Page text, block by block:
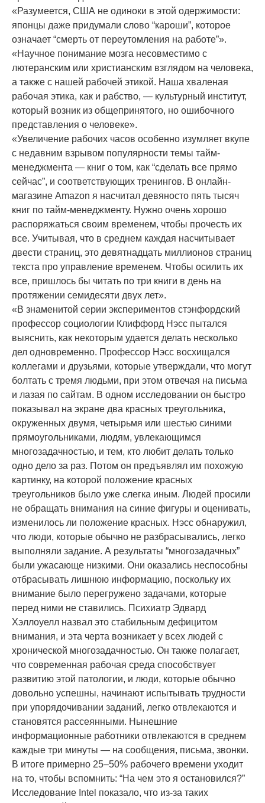
«Разумеется, США не одиноки в этой одержимости:
японцы даже придумали слово “кароши”, которое
означает “смерть от переутомления на работе”».
«Научное понимание мозга несовместимо с
лютеранским или христианским взглядом на человека,
а также с нашей рабочей этикой. Наша хваленая
рабочая этика, как и рабство, — культурный институт,
который возник из общепринятого, но ошибочного
представления о человеке».
«Увеличение рабочих часов особенно изумляет вкупе
с недавним взрывом популярности темы тайм-
менеджмента — книг о том, как “сделать все прямо
сейчас”, и соответствующих тренингов. В онлайн-
магазине Amazon я насчитал девяносто пять тысяч
книг по тайм-менеджменту. Нужно очень хорошо
распоряжаться своим временем, чтобы прочесть их
все. Учитывая, что в среднем каждая насчитывает
двести страниц, это девятнадцать миллионов страниц
текста про управление временем. Чтобы осилить их
все, пришлось бы читать по три книги в день на
протяжении семидесяти двух лет».
«В знаменитой серии экспериментов стэнфордский
профессор социологии Клиффорд Нэсс пытался
выяснить, как некоторым удается делать несколько
дел одновременно. Профессор Нэсс восхищался
коллегами и друзьями, которые утверждали, что могут
болтать с тремя людьми, при этом отвечая на письма
и лазая по сайтам. В одном исследовании он быстро
показывал на экране два красных треугольника,
окруженных двумя, четырьмя или шестью синими
прямоугольниками, людям, увлекающимся
многозадачностью, и тем, кто любит делать только
одно дело за раз. Потом он предъявлял им похожую
картинку, на которой положение красных
треугольников было уже слегка иным. Людей просили
не обращать внимания на синие фигуры и оценивать,
изменилось ли положение красных. Нэсс обнаружил,
что люди, которые обычно не разбрасывались, легко
выполняли задание. А результаты “многозадачных”
были ужасающе низкими. Они оказались неспособны
отбрасывать лишнюю информацию, поскольку их
внимание было перегружено задачами, которые
перед ними не ставились. Психиатр Эдвард
Хэллоуелл назвал это стабильным дефицитом
внимания, и эта черта возникает у всех людей с
хронической многозадачностью. Он также полагает,
что современная рабочая среда способствует
развитию этой патологии, и люди, которые обычно
довольно успешны, начинают испытывать трудности
при упорядочивании заданий, легко отвлекаются и
становятся рассеянными. Нынешние
информационные работники отвлекаются в среднем
каждые три минуты — на сообщения, письма, звонки.
В итоге примерно 25–50% рабочего времени уходит
на то, чтобы вспомнить: “На чем это я остановился?”
Исследование Intel показало, что из-за таких